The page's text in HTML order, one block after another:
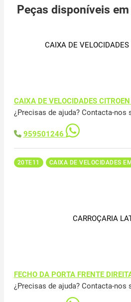
Peças disponíveis em
CAIXA DE
CAIXA DE VELOCIDADES
¿Precisas de ajuda? Contacta-
959501246
20TE11 CAIXA DE VELOCIDADES
CARROÇARIA
FECHO DA PORTA FRENTE
¿Precisas de ajuda? Contacta-